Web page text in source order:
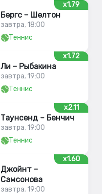
x1.79
Бергс – Шелтон
завтра, 18:00
Теннис
x1.72
Ли – Рыбакина
завтра, 19:00
Теннис
x2.11
Таунсенд – Бенчич
завтра, 19:00
Теннис
x1.60
Джойнт –
Самсонова
завтра, 19:00